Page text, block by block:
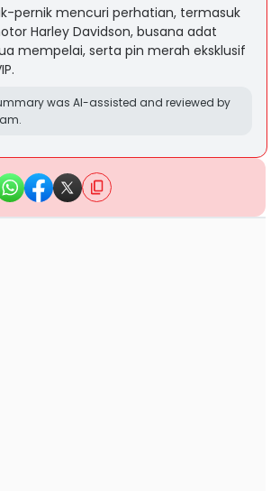
pernik mencuri perhatian, termasuk
Harley Davidson, busana adat
mempelai, serta pin merah eksklusif
was AI-assisted and reviewed by